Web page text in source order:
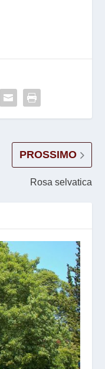
PROSSIMO
Rosa selvatica